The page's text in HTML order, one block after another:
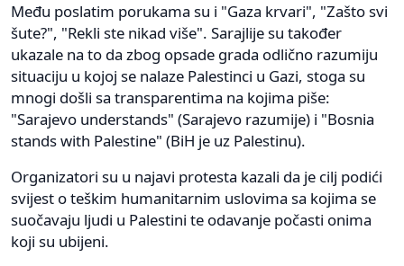
Među poslatim porukama su i "Gaza krvari", "Zašto svi
šute?", "Rekli ste nikad više". Sarajlije su također
ukazale na to da zbog opsade grada odlično razumiju
situaciju u kojoj se nalaze Palestinci u Gazi, stoga su
mnogi došli sa transparentima na kojima piše:
"Sarajevo understands" (Sarajevo razumije) i "Bosnia
stands with Palestine" (BiH je uz Palestinu).
Organizatori su u najavi protesta kazali da je cilj podići
svijest o teškim humanitarnim uslovima sa kojima se
suočavaju ljudi u Palestini te odavanje počasti onima
koji su ubijeni.